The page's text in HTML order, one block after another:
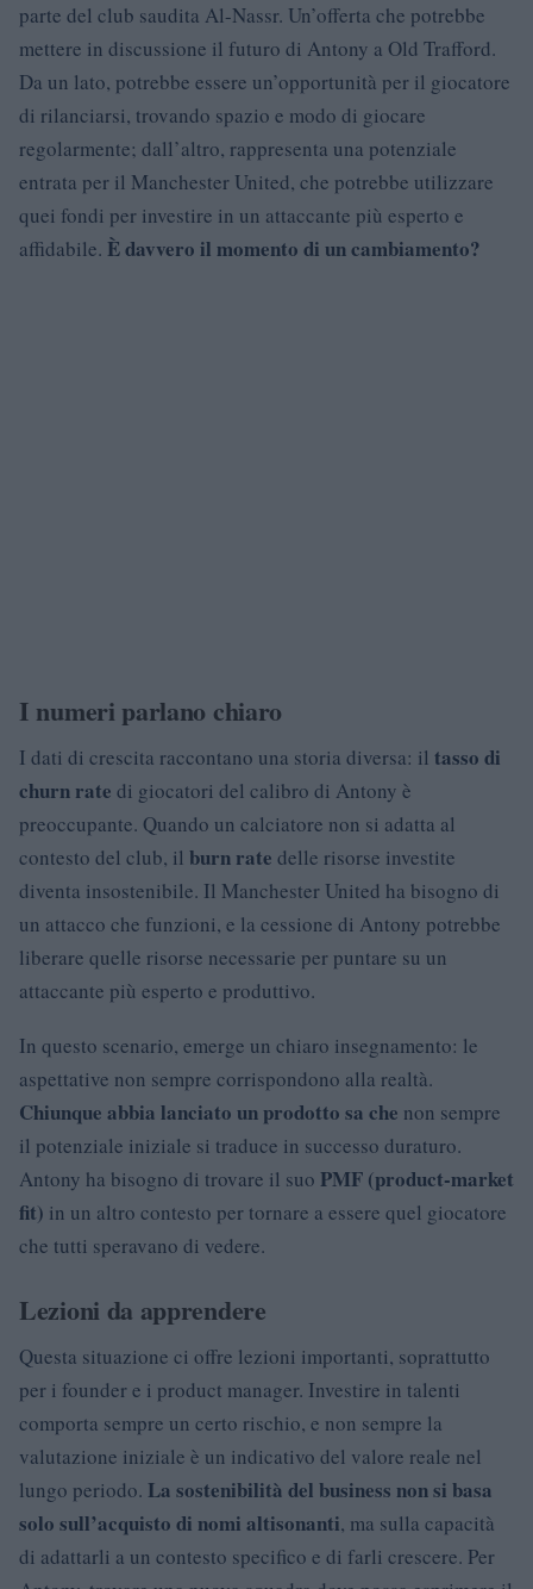
parte del club saudita Al-Nassr. Un’offerta che potrebbe
mettere in discussione il futuro di Antony a Old Trafford.
Da un lato, potrebbe essere un’opportunità per il giocatore
di rilanciarsi, trovando spazio e modo di giocare
regolarmente; dall’altro, rappresenta una potenziale
entrata per il Manchester United, che potrebbe utilizzare
quei fondi per investire in un attaccante più esperto e
affidabile. È davvero il momento di un cambiamento?
I numeri parlano chiaro
I dati di crescita raccontano una storia diversa: il tasso di
churn rate di giocatori del calibro di Antony è
preoccupante. Quando un calciatore non si adatta al
contesto del club, il burn rate delle risorse investite
diventa insostenibile. Il Manchester United ha bisogno di
un attacco che funzioni, e la cessione di Antony potrebbe
liberare quelle risorse necessarie per puntare su un
attaccante più esperto e produttivo.
In questo scenario, emerge un chiaro insegnamento: le
aspettative non sempre corrispondono alla realtà.
Chiunque abbia lanciato un prodotto sa che non sempre
il potenziale iniziale si traduce in successo duraturo.
Antony ha bisogno di trovare il suo PMF (product-market
fit) in un altro contesto per tornare a essere quel giocatore
che tutti speravano di vedere.
Lezioni da apprendere
Questa situazione ci offre lezioni importanti, soprattutto
per i founder e i product manager. Investire in talenti
comporta sempre un certo rischio, e non sempre la
valutazione iniziale è un indicativo del valore reale nel
lungo periodo. La sostenibilità del business non si basa
solo sull’acquisto di nomi altisonanti, ma sulla capacità
di adattarli a un contesto specifico e di farli crescere. Per